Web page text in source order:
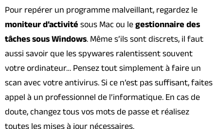
Pour repérer un programme malveillant, regardez le
moniteur d’activité sous Mac ou le gestionnaire des
tâches sous Windows. Même s’ils sont discrets, il faut
aussi savoir que les spywares ralentissent souvent
votre ordinateur… Pensez tout simplement à faire un
scan avec votre antivirus. Si ce n’est pas suffisant, faites
appel à un professionnel de l’informatique. En cas de
doute, changez tous vos mots de passe et réalisez
toutes les mises à jour nécessaires.